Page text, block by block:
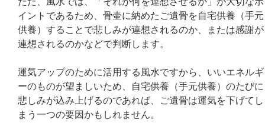
イントであるため、骨壷に納めたご遺骨を自宅供養（手元
供養）することで悲しみが連想されるのか、または感謝が
連想されるのかなどで判断します。
運気アップのために活用する風水ですから、いいエネルギ
ーのものが望ましいため、自宅供養（手元供養）のたびに
悲しみが込み上げるのであれば、ご遺骨は運気を下げてし
まう一つの要因かもしれません。